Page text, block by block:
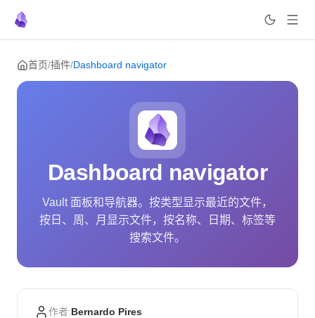
Skip to content
首页/插件/Dashboard navigator
Dashboard navigator
Vault 面板和导航器。按类型显示最近的文件，
按日、周、月显示文件，按名称、日期、标签等
搜索文件。
作者:Bernardo Pires